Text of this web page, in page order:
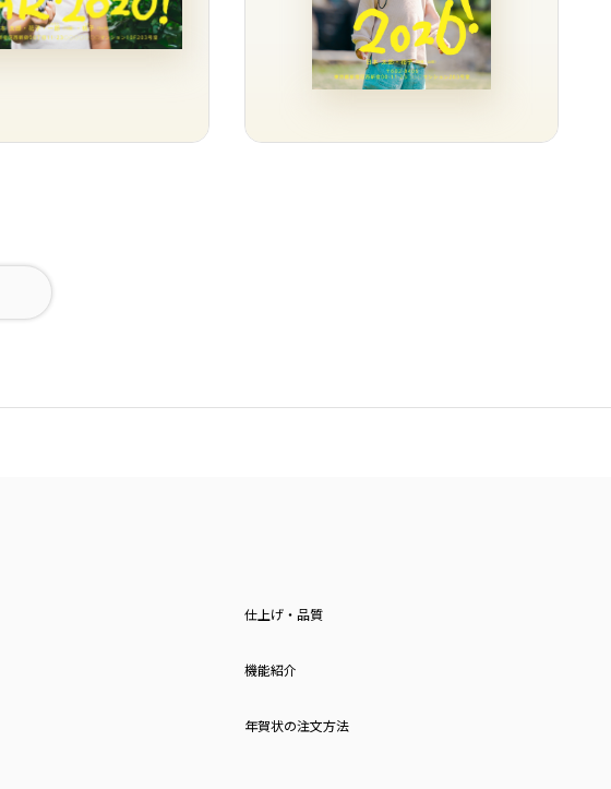
仕上げ・品質
機能紹介
年賀状の注文方法